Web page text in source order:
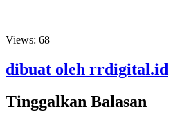
Views: 68
dibuat oleh rrdigital.id
Tinggalkan Balasan